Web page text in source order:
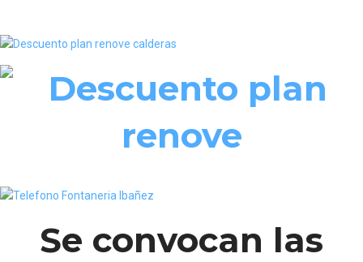
Se convocan las